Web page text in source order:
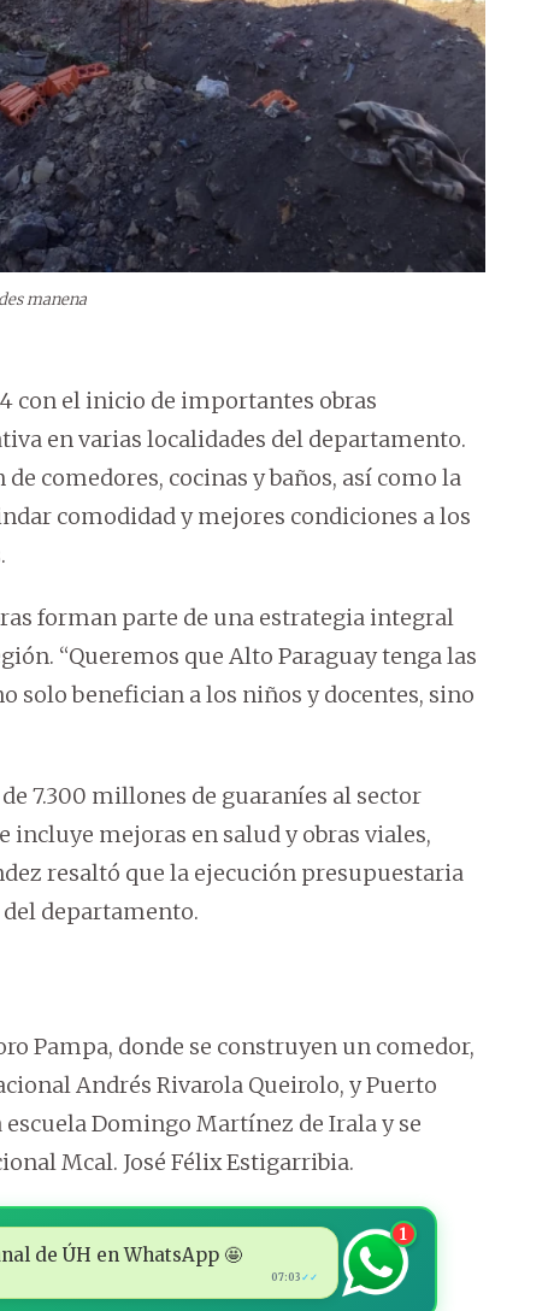
manena
con el inicio de importantes obras
en varias localidades del departamento.
comedores, cocinas y baños, así como la
comodidad y mejores condiciones a los
forman parte de una estrategia integral
“Queremos que Alto Paraguay tenga las
solo benefician a los niños y docentes, sino
7.300 millones de guaraníes al sector
mejoras en salud y obras viales,
resaltó que la ejecución presupuestaria
departamento.
Pampa, donde se construyen un comedor,
Andrés Rivarola Queirolo, y Puerto
Domingo Martínez de Irala y se
Mcal. José Félix Estigarribia.
de ÚH en WhatsApp 🤩
07:03 ✓✓
1